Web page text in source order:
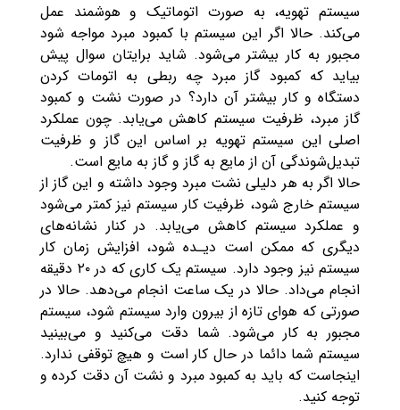
سیستم تهویه، به صورت اتوماتیک و هوشمند عمل
می‌کند‌‌. حالا اگر این سیستم با کمبود مبرد مواجه شود
مجبور به کار بیشتر می‌شود. شاید برایتان سوال پیش
بیاید که کمبود گاز مبرد چه ربطی به اتومات کردن
دستگاه و کار بیشتر آن دارد؟ در صورت نشت و کمبود
گاز مبرد، ظرفیت سیستم کاهش می‌یابد. چون عملکرد
اصلی این سیستم تهویه بر اساس این گاز و ظرفیت
تبدیل‌شوندگی آن از مایع به گاز و گاز به مایع است.
حالا اگر به هر دلیلی نشت مبرد وجود داشته و این گاز از
سیستم خارج شود، ظرفیت کار سیستم نیز کمتر می‌شود
و عملکرد سیستم کاهش می‌یابد. در کنار نشانه‌های
دیگری که ممکن است دیـده شود، افزایش زمان کار
سیستم نیز وجود دارد. سیستم یک کاری که در ۲۰ دقیقه
انجام می‌داد. حالا در یک ساعت انجام می‌دهد. حالا در
صورتی که هوای تازه از بیرون وارد سیستم شود، سیستم
مجبور به کار می‌شود. شما دقت می‌کنید و می‌بینید
سیستم شما دائما در حال کار است و هیچ توقفی ندارد.
اینجاست که باید به کمبود مبرد و نشت آن دقت کرده و
توجه کنید.